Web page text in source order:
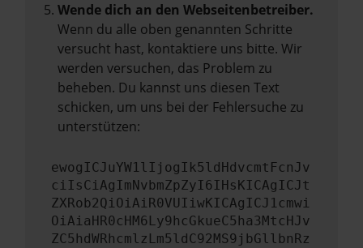
Wende dich an den Webseitenbetreiber.
Wenn du alle oben genannten Schritte
versucht hast, kontaktiere uns bitte. Wir
werden versuchen, das Problem zu
beheben. Du kannst uns diesen Text
schicken, um uns bei der Fehlersuche zu
unterstützen:
ewogICJuYW1lIjogIk5ldHdvcmtFcnJv
ciIsCiAgImNvbmZpZyI6IHsKICAgICJt
ZXRob2QiOiAiR0VUIiwKICAgICJ1cmwi
OiAiaHR0cHM6Ly9hcGkueC5ha3MtcHJv
ZC5hdWRhcmlzLm5ldC92MS9jbGllbnRz